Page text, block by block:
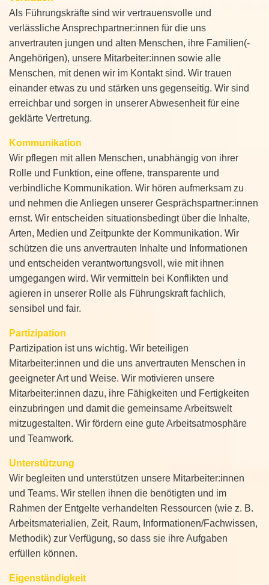
Als Führungskräfte sind wir vertrauensvolle und
verlässliche Ansprechpartner:innen für die uns
anvertrauten jungen und alten Menschen, ihre Familien(-
Angehörigen), unsere Mitarbeiter:innen sowie alle
Menschen, mit denen wir im Kontakt sind. Wir trauen
einander etwas zu und stärken uns gegenseitig. Wir sind
erreichbar und sorgen in unserer Abwesenheit für eine
geklärte Vertretung.
Kommunikation
Wir pflegen mit allen Menschen, unabhängig von ihrer
Rolle und Funktion, eine offene, transparente und
verbindliche Kommunikation. Wir hören aufmerksam zu
und nehmen die Anliegen unserer Gesprächspartner:innen
ernst. Wir entscheiden situationsbedingt über die Inhalte,
Arten, Medien und Zeitpunkte der Kommunikation. Wir
schützen die uns anvertrauten Inhalte und Informationen
und entscheiden verantwortungsvoll, wie mit ihnen
umgegangen wird. Wir vermitteln bei Konflikten und
agieren in unserer Rolle als Führungskraft fachlich,
sensibel und fair.
Partizipation
Partizipation ist uns wichtig. Wir beteiligen
Mitarbeiter:innen und die uns anvertrauten Menschen in
geeigneter Art und Weise. Wir motivieren unsere
Mitarbeiter:innen dazu, ihre Fähigkeiten und Fertigkeiten
einzubringen und damit die gemeinsame Arbeitswelt
mitzugestalten. Wir fördern eine gute Arbeitsatmosphäre
und Teamwork.
Unterstützung
Wir begleiten und unterstützen unsere Mitarbeiter:innen
und Teams. Wir stellen ihnen die benötigten und im
Rahmen der Entgelte verhandelten Ressourcen (wie z. B.
Arbeitsmaterialien, Zeit, Raum, Informationen/Fachwissen,
Methodik) zur Verfügung, so dass sie ihre Aufgaben
erfüllen können.
Eigenständigkeit